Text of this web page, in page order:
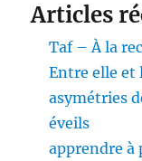
Articles
Taf – À la
Entre elle et
asymétries
éveils
apprendre à